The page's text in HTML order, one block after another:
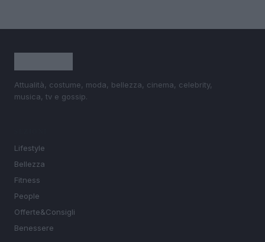
Attualità, costume, moda, bellezza, cinema, celebrity,
musica, tv e gossip.
Lifestyle
Bellezza
Fitness
People
Offerte&Consigli
Benessere